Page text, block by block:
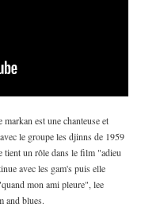
markan est une chanteuse et
le groupe les djinns de 1959
tient un rôle dans le film "adieu
avec les gam's puis elle
mon ami pleure", lee
and blues.